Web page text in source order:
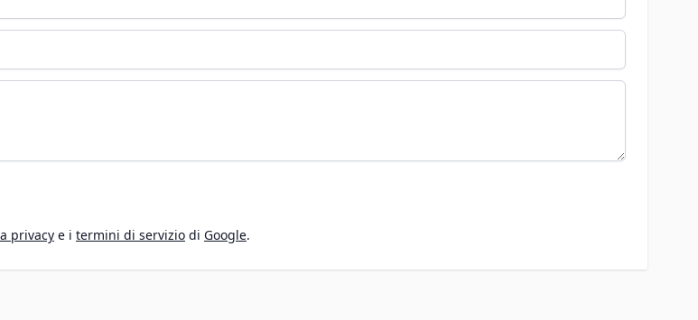
privacy e i termini di servizio di Google.